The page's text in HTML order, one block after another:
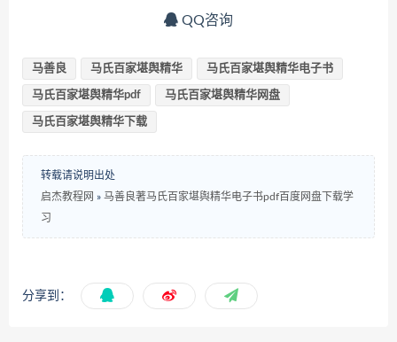
QQ咨询
马善良 马氏百家堪舆精华 马氏百家堪舆精华电子书
马氏百家堪舆精华pdf 马氏百家堪舆精华网盘
马氏百家堪舆精华下载
转载请说明出处
启杰教程网 » 马善良著马氏百家堪舆精华电子书pdf百度网盘下载学
习
分享到：